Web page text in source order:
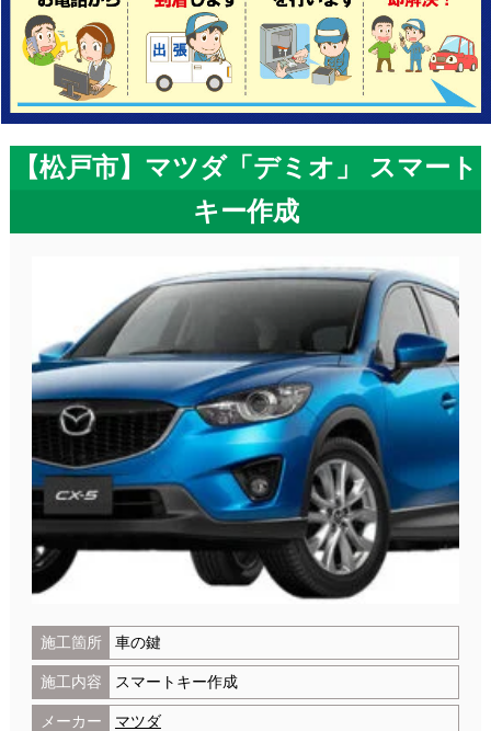
【松戸市】マツダ「デミオ」 スマート
キー作成
施工箇所 車の鍵
施工内容 スマートキー作成
メーカー マツダ